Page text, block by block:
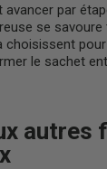
avancer par
se
choisissent
le sachet
autres